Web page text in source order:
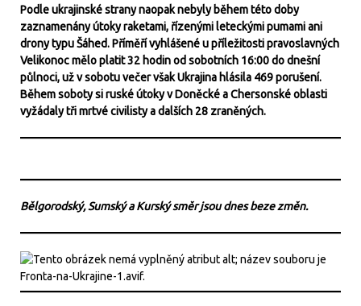
Podle ukrajinské strany naopak nebyly během této doby
zaznamenány útoky raketami, řízenými leteckými pumami ani
drony typu Šáhed. Příměří vyhlášené u příležitosti pravoslavných
Velikonoc mělo platit 32 hodin od sobotních 16:00 do dnešní
půlnoci, už v sobotu večer však Ukrajina hlásila 469 porušení.
Během soboty si ruské útoky v Doněcké a Chersonské oblasti
vyžádaly tři mrtvé civilisty a dalších 28 zraněných.
Bělgorodský, Sumský a Kurský směr jsou dnes beze změn.